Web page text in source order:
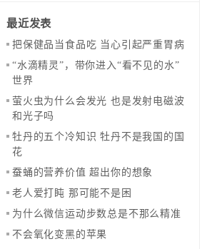
最近发表
把保健品当食品吃 当心引起严重胃病
“水滴精灵”，带你进入“看不见的水”
世界
萤火虫为什么会发光 也是发射电磁波
和光子吗
牡丹的五个冷知识 牡丹不是我国的国
花
蚕蛹的营养价值 超出你的想象
老人爱打盹 那可能不是困
为什么微信运动步数总是不那么精准
不会氧化变黑的苹果